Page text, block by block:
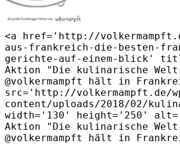
<a href='http://
aus-frankreich-die-besten-
gerichte-auf-einem-blick'
Aktion "Die kulinarische
@volkermampft hält in
src='http://volkermampft.de/
content/uploads/2018/02/
width='130' height='250'
Aktion "Die kulinarische
@volkermampft hält in